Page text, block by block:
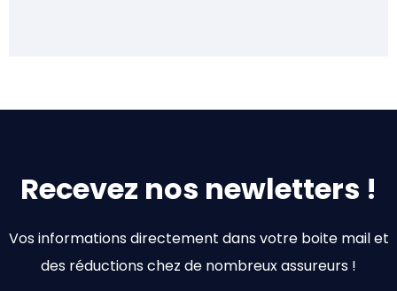
Recevez nos newletters !
Vos informations directement dans votre boite mail et
des réductions chez de nombreux assureurs !